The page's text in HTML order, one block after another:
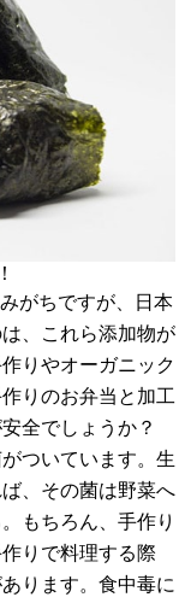
がちですが、日本
、これら添加物が
りやオーガニック
りのお弁当と加工
安全でしょうか？
ついています。生
、その菌は野菜へ
もちろん、手作り
りで料理する際
ります。食中毒に